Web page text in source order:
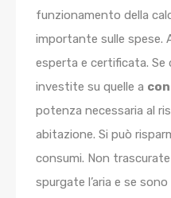
funzionamento della
importante sulle spese.
esperta e certificata. Se
investite su quelle a
potenza necessaria al
abitazione. Si può
consumi. Non
spurgate l’aria e se